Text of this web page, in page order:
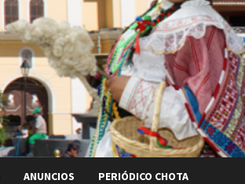
ANUNCIOS PERIÓDICO CHOTA